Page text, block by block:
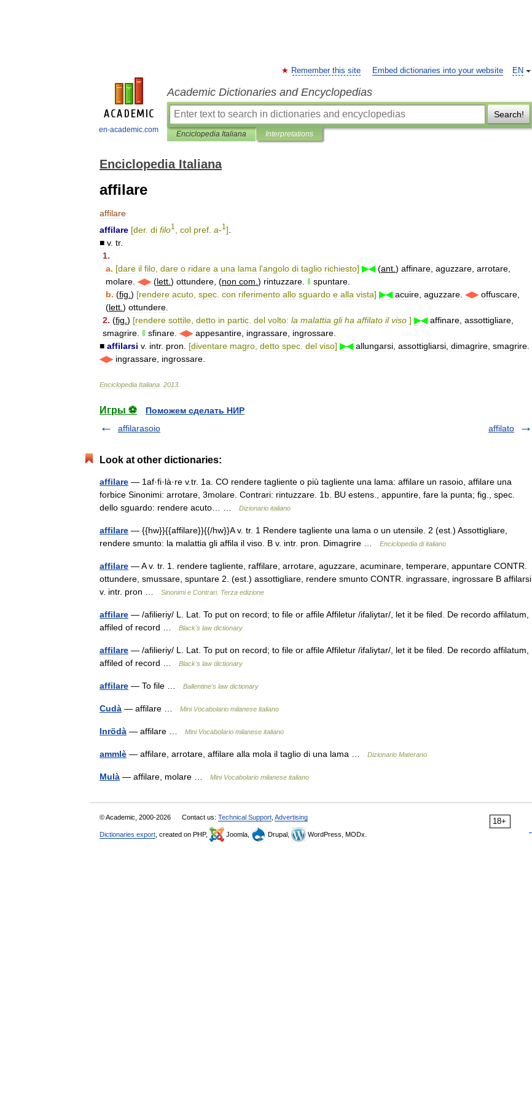
en-academic.com
EN
Remember this site Embed dictionaries into your website
Academic Dictionaries and Encyclopedias
Search!
Enciclopedia Italiana Interpretations
Enciclopedia Italiana
affilare
affilare
affilare [der. di filo1 col pref a-1 ]
■ v. tr.
1.
a. [dare il filo dare o ridare a una lama l'angolo di taglio richiesto] ▶◀(ant ) affinare aguzzare arrotare
molare ◀▶(lett ) ottundere , (non com ) rintuzzare ‖ spuntare
b. (fig ) [rendere acuto spec con riferimento allo sguardo e alla vista] ▶◀ acuire aguzzare ◀▶ offuscare
(lett ) ottundere
2. (fig ) [rendere sottile detto in partic del volto: la malattia gli ha affilato il viso ] ▶◀ affinare assottigliare
smagrire ‖ sfinare ◀▶ appesantire ingrassare ingrossare
■ affilarsi v. intr. pron [diventare magro detto spec del viso] ▶◀ allungarsi assottigliarsi dimagrire smagrire
◀▶ ingrassare ingrossare
Enciclopedia Italiana 2013
Игры ⚽
Поможем сделать НИР
affilarasoio
affilato
Look at other dictionaries:
affilare — 1af·fi·là·re v.tr. 1a. CO rendere tagliente o più tagliente una lama: affilare un rasoio, affilare una
forbice Sinonimi: arrotare, 3molare. Contrari: rintuzzare. 1b. BU estens., appuntire, fare la punta; fig., spec.
dello sguardo: rendere acuto… …
Dizionario italiano
affilare — {{hw}}{{affilare}}{{/hw}}A v. tr. 1 Rendere tagliente una lama o un utensile. 2 (est.) Assottigliare,
rendere smunto: la malattia gli affila il viso. B v. intr. pron. Dimagrire …
Enciclopedia di italiano
affilare — A v. tr. 1. rendere tagliente, raffilare, arrotare, aguzzare, acuminare, temperare, appuntare CONTR.
ottundere, smussare, spuntare 2. (est.) assottigliare, rendere smunto CONTR. ingrassare, ingrossare B affilarsi
v. intr. pron …
Sinonimi e Contrari. Terza edizione
affilare — /afilieriy/ L. Lat. To put on record; to file or affile Affiletur /ifaliytar/, let it be filed. De recordo affilatum,
affiled of record …
Black's law dictionary
affilare — /afilieriy/ L. Lat. To put on record; to file or affile Affiletur /ifaliytar/, let it be filed. De recordo affilatum,
affiled of record …
Black's law dictionary
affilare — To file … Ballentine's law dictionary
Cudà — affilare … Mini Vocabolario milanese italiano
Inrödà — affilare … Mini Vocabolario milanese italiano
ammlè — affilare, arrotare, affilare alla mola il taglio di una lama … Dizionario Materano
Mulà — affilare, molare … Mini Vocabolario milanese italiano
18+
© Academic, 2000-2026 Contact us: Technical Support Advertising
Dictionaries export , created on PHP, Joomla, Drupal, WordPress, MODx.